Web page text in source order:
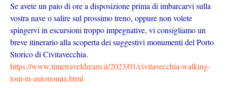
Se avete un paio di ore a disposizione prima di imbarcarvi sulla
vostra nave o salire sul prossimo treno, oppure non volete
spingervi in escursioni troppo impegnative, vi consigliamo un
breve itinerario alla scoperta dei suggestivi monumenti del Porto
Storico di Civitavecchia.
https://www.timetraveldream.it/2023/01/civitavecchia-walking-
tour-in-autonomia.html